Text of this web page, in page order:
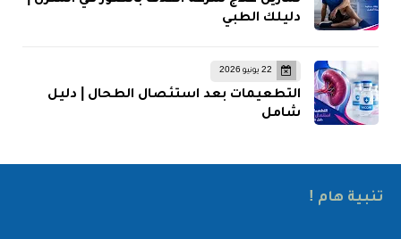
دليلك الطبي
22 يونيو 2026
التطعيمات بعد استئصال الطحال | دليل
شامل
تنبية هام !